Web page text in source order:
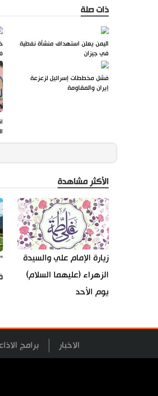
ذات صلة
اليمن يعلن استهداف منشأة نفطية
في جيزان
فشل مخططات إسرائيل لزعزعة
إيران والمقاومة
الأكثر مشاهدة
زيارة الإمام علي والسيدة
الزهراء (عليهما السلام)
يوم الأحد
الاخبار برامج